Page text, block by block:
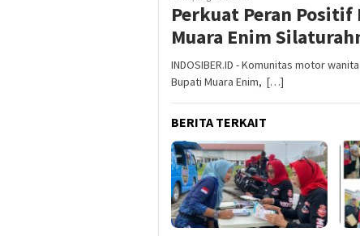
Perkuat Peran Positif
Muara Enim
INDOSIBER.ID - Komunitas motor
Bupati Muara Enim, […]
BERITA TERKAIT